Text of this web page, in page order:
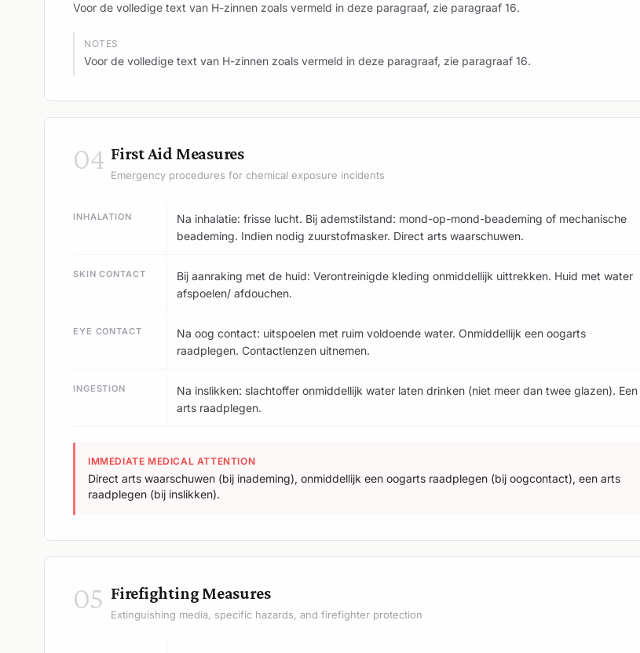
Voor de volledige text van H-zinnen zoals vermeld in deze paragraaf, zie paragraaf 16.
NOTES
Voor de volledige text van H-zinnen zoals vermeld in deze paragraaf, zie paragraaf 16.
04 First Aid Measures
Emergency procedures for chemical exposure incidents
INHALATION
Na inhalatie: frisse lucht. Bij ademstilstand: mond-op-mond-beademing of mechanische
beademing. Indien nodig zuurstofmasker. Direct arts waarschuwen.
SKIN CONTACT
Bij aanraking met de huid: Verontreinigde kleding onmiddellijk uittrekken. Huid met water
afspoelen/ afdouchen.
EYE CONTACT
Na oog contact: uitspoelen met ruim voldoende water. Onmiddellijk een oogarts
raadplegen. Contactlenzen uitnemen.
INGESTION
Na inslikken: slachtoffer onmiddellijk water laten drinken (niet meer dan twee glazen). Een
arts raadplegen.
IMMEDIATE MEDICAL ATTENTION
Direct arts waarschuwen (bij inademing), onmiddellijk een oogarts raadplegen (bij oogcontact), een arts
raadplegen (bij inslikken).
05 Firefighting Measures
Extinguishing media, specific hazards, and firefighter protection